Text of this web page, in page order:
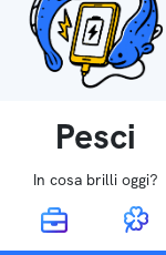
Pesci
In cosa brilli oggi?